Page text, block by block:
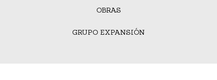
OBRAS
GRUPO EXPANSIÓN